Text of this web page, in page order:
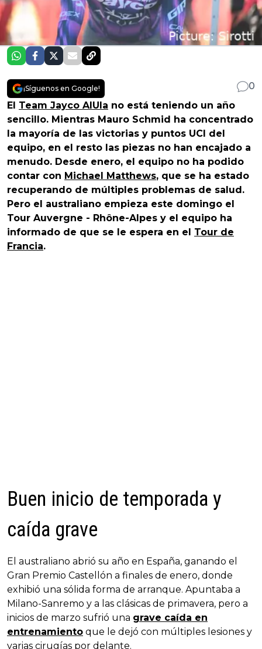
¡Síguenos en Google!
0
El Team Jayco AlUla no está teniendo un año
sencillo. Mientras Mauro Schmid ha concentrado
la mayoría de las victorias y puntos UCI del
equipo, en el resto las piezas no han encajado a
menudo. Desde enero, el equipo no ha podido
contar con Michael Matthews, que se ha estado
recuperando de múltiples problemas de salud.
Pero el australiano empieza este domingo el
Tour Auvergne - Rhône-Alpes y el equipo ha
informado de que se le espera en el Tour de
Francia.
Buen inicio de temporada y
caída grave
El australiano abrió su año en España, ganando el
Gran Premio Castellón a finales de enero, donde
exhibió una sólida forma de arranque. Apuntaba a
Milano-Sanremo y a las clásicas de primavera, pero a
inicios de marzo sufrió una grave caída en
entrenamiento que le dejó con múltiples lesiones y
varias cirugías por delante.